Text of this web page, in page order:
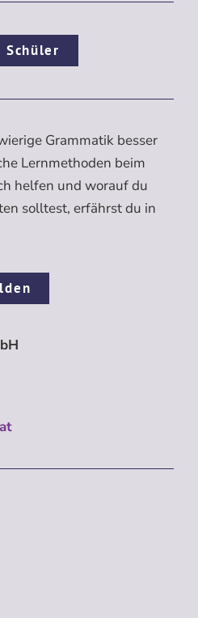
Schüler
Grammatik besser
Lernmethoden beim
helfen und worauf du
solltest, erfährst du in